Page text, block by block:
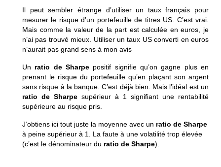
Il peut sembler étrange d’utiliser un taux français pour
mesurer le risque d’un portefeuille de titres US. C’est vrai.
Mais comme la valeur de la part est calculée en euros, je
n’ai pas trouvé mieux. Utiliser un taux US converti en euros
n’aurait pas grand sens à mon avis
Un ratio de Sharpe positif signifie qu’on gagne plus en
prenant le risque du portefeuille qu’en plaçant son argent
sans risque à la banque. C’est déjà bien. Mais l’idéal est un
ratio de Sharpe supérieur à 1 signifiant une rentabilité
supérieure au risque pris.
J’obtiens ici tout juste la moyenne avec un ratio de Sharpe
à peine supérieur à 1. La faute à une volatilité trop élevée
(c’est le dénominateur du ratio de Sharpe).